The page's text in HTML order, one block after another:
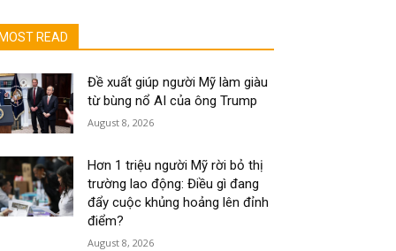
MOST READ
Đề xuất giúp người Mỹ làm giàu
từ bùng nổ AI của ông Trump
August 8, 2026
Hơn 1 triệu người Mỹ rời bỏ thị
trường lao động: Điều gì đang
đẩy cuộc khủng hoảng lên đỉnh
điểm?
August 8, 2026